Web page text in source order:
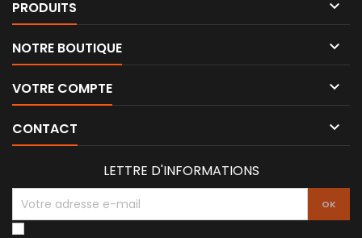
PRODUITS 
NOTRE BOUTIQUE 
VOTRE COMPTE 
CONTACT 
LETTRE D'INFORMATIONS